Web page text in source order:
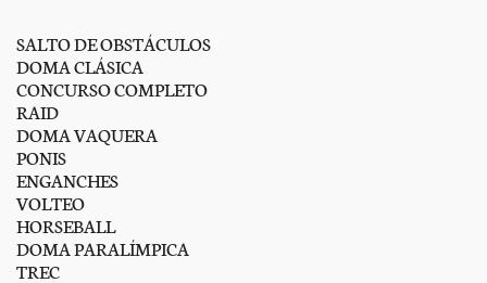
SALTO DE OBSTÁCULOS
DOMA CLÁSICA
CONCURSO COMPLETO
RAID
DOMA VAQUERA
PONIS
ENGANCHES
VOLTEO
HORSEBALL
DOMA PARALÍMPICA
TREC